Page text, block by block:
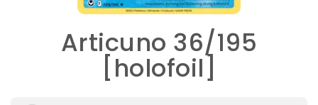
Articuno 36/195
[holofoil]